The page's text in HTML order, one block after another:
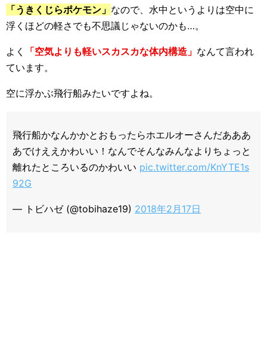
「うきくじらポケモン」 なので、水中というよりは空中に
浮くほどの軽さでも不思議じゃないのかも…。
よく 「空気よりも軽いスカスカな体内構造」 なんて言われ
ています。
空に浮かぶ飛行船みたいですよね。
飛行船かなんかかとおもったらホエルオーさんだあああ
あでけええかわいい！なんでそんなみんなよりちょっと
離れたところいるのかわいい pic.twitter.com/KnYTE1s
92G
— トビハゼ (@tobihaze19) 2018年2月17日